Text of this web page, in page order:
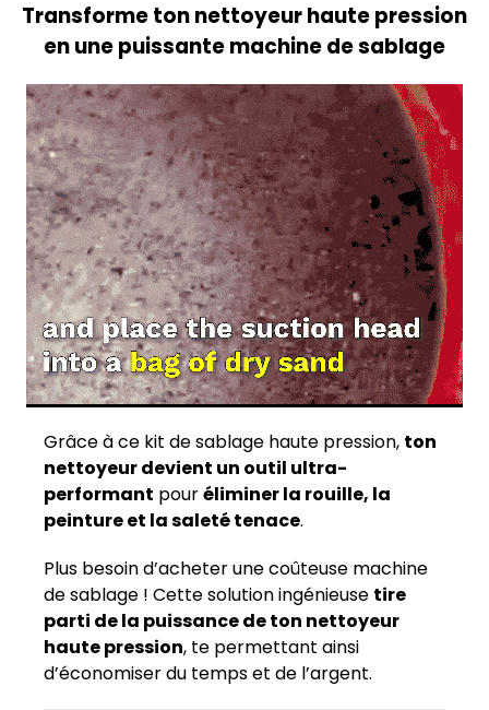
Transforme ton nettoyeur haute pression
en une puissante machine de sablage
Grâce à ce kit de sablage haute pression, ton
nettoyeur devient un outil ultra-
performant pouréliminer la rouille, la
peinture et la saleté tenace.
Plus besoin d’acheter une coûteuse machine
de sablage ! Cette solution ingénieuse tire
parti de la puissance de ton nettoyeur
haute pression, te permettant ainsi
d’économiser du temps et de l’argent.